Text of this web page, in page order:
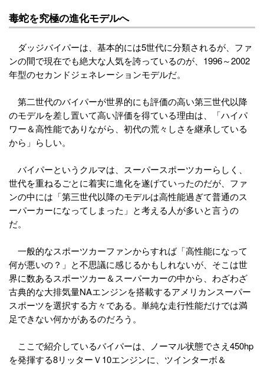
毒蛇を究極の進化モデルへ
ダッジバイパーは、基本的には5世代に分類されるが、ファ
ンの間で現在でも絶大な人気を誇っているのが、1996～2002
年型のセカンドジェネレーションモデルだ。
第二世代のバイパーが世界的にも評価の高い第三世代以降
のモデルを差し置いて高い評価を得ている理由は、「ハイパ
ワー＆高性能でありながら、初代の荒々しさを継承している
から」らしい。
バイパーというクルマは、スーパースポーツカーらしく、
世代を重ねるごとに着実に進化を遂げていったのだが、ファ
ンの中には「第三世代以降のモデルは高性能過ぎて普通のス
ーパーカーになってしまった」と考える人が多いと言うの
だ。
一般的なスポーツカーファンからすれば「高性能になって
何が悪いの？」と不思議に感じるかもしれないが、そこは世
界に数あるスポーツカー＆スーパーカーの中から、わざわざ
古典的な大排気量NAエンジンを搭載するアメリカンスーパー
スポーツを選択する方々である。単純な走行性能だけでは満
足できない何かがあるのだろう。
ここで紹介しているバイパーは、ノーマル状態でさえ450hp
を発揮する8リッターＶ10エンジンに、ツインターボ＆